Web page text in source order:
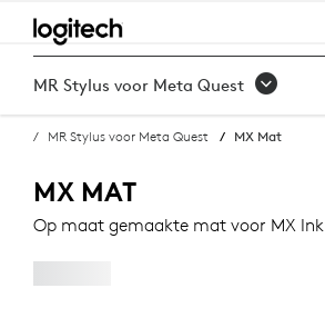
MX
MAT
.
KOPEN
MR Stylus voor Meta Quest
MR Stylus voor Meta Quest MX Mat
MX MAT
Op maat gemaakte mat voor MX Ink